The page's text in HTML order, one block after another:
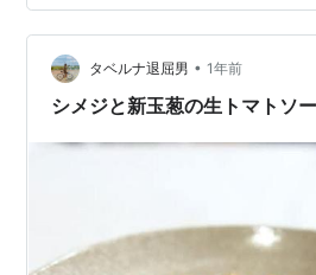
なぁ』とずっと考えていました。
ないうちにやってしまいたいと思
曜日・日曜日にやりました。これ
と二人でやっていたので、半日ち
タベルナ退屈男 • 1年前
シメジと新玉葱の生トマトソ